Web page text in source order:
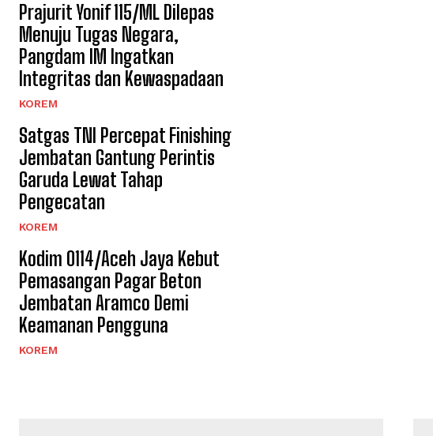
Prajurit Yonif 115/ML Dilepas
Menuju Tugas Negara,
Pangdam IM Ingatkan
Integritas dan Kewaspadaan
KOREM
Satgas TNI Percepat Finishing
Jembatan Gantung Perintis
Garuda Lewat Tahap
Pengecatan
KOREM
Kodim 0114/Aceh Jaya Kebut
Pemasangan Pagar Beton
Jembatan Aramco Demi
Keamanan Pengguna
KOREM